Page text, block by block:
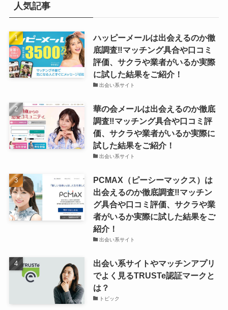
人気記事
ハッピーメールは出会えるのか徹
底調査‼マッチング具合や口コミ
評価、サクラや業者がいるか実際
に試した結果をご紹介！
出会い系サイト
華の会メールは出会えるのか徹底
調査‼マッチング具合や口コミ評
価、サクラや業者がいるか実際に
試した結果をご紹介！
出会い系サイト
PCMAX（ピーシーマックス）は
出会えるのか徹底調査‼マッチン
グ具合や口コミ評価、サクラや業
者がいるか実際に試した結果をご
紹介！
出会い系サイト
出会い系サイトやマッチンアプリ
でよく見るTRUSTe認証マークと
は？
トピック